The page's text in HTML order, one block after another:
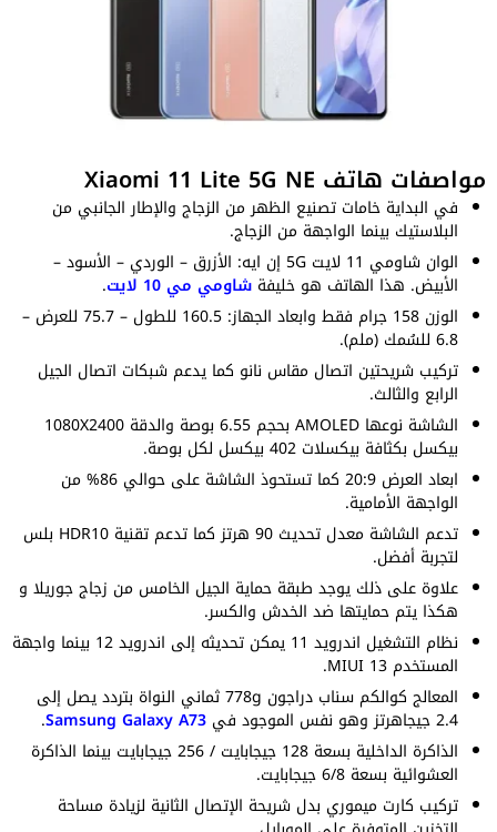
مواصفات هاتف Xiaomi 11 Lite 5G NE
في البداية خامات تصنيع الظهر من الزجاج والإطار الجانبي من
البلاستيك بينما الواجهة من الزجاج.
الوان شاومي 11 لايت 5G إن ايه: الأزرق – الوردي – الأسود –
الأبيض. هذا الهاتف هو خليفة شاومي مي 10 لايت
.
الوزن 158 جرام فقط وابعاد الجهاز: 160.5 للطول – 75.7 للعرض –
6.8 للسُمك (ملم).
تركيب شريحتين اتصال مقاس نانو كما يدعم شبكات اتصال الجيل
الرابع والثالث.
الشاشة نوعها AMOLED بحجم 6.55 بوصة والدقة 1080X2400
بيكسل بكثافة بيكسلات 402 بيكسل لكل بوصة.
ابعاد العرض 20:9 كما تستحوذ الشاشة على حوالي 86% من
الواجهة الأمامية.
تدعم الشاشة معدل تحديث 90 هرتز كما تدعم تقنية HDR10 بلس
لتجربة أفضل.
علاوة على ذلك يوجد طبقة حماية الجيل الخامس من زجاج جوريلا و
هكذا يتم حمايتها ضد الخدش والكسر.
نظام التشغيل اندرويد 11 يمكن تحديثه إلى اندرويد 12 بينما واجهة
المستخدم MIUI 13.
المعالج كوالكم سناب دراجون 778g ثماني النواة بتردد يصل إلى
2.4 جيجاهرتز وهو نفس الموجود في Samsung Galaxy A73
.
الذاكرة الداخلية بسعة 128 جيجابايت / 256 جيجابايت بينما الذاكرة
العشوائية بسعة 6/8 جيجابايت.
تركيب كارت ميموري بدل شريحة الإتصال الثانية لزيادة مساحة